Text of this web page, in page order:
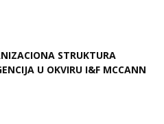
STRUKTURA
U OKVIRU I&F MCCANN